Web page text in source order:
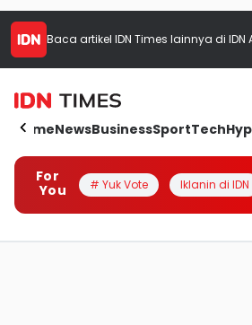
Baca artikel IDN Times lainnya di IDN
HomeNewsBusinessSportTech
For
You
# Yuk Vote Iklanin di IDN